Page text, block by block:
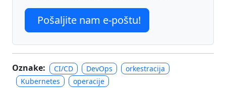
Pošaljite nam e-poštu!
Oznake: CI/CD DevOps
orkestracija
Kubernetes
operacije